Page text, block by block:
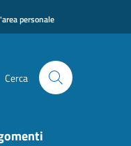
personale
Cerca